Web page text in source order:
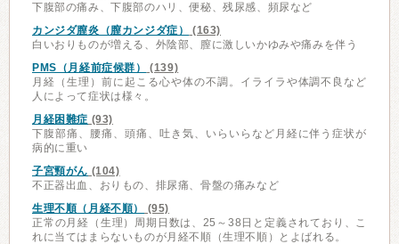
下腹部の痛み、下腹部のハリ、便秘、残尿感、頻尿など
カンジダ膣炎（膣カンジダ症）
(163)
白いおりものが増える、外陰部、膣に激しいかゆみや痛みを伴う
PMS（月経前症候群）
(139)
月経（生理）前に起こる心や体の不調。イライラや体調不良など
人によって症状は様々。
月経困難症 (93)
下腹部痛、腰痛、頭痛、吐き気、いらいらなど月経に伴う症状が
病的に重い
子宮頸がん (104)
不正器出血、おりもの、排尿痛、骨盤の痛みなど
生理不順（月経不順）
(95)
正常の月経（生理）周期日数は、25～38日と定義されており、こ
れに当てはまらないものが月経不順（生理不順）とよばれる。